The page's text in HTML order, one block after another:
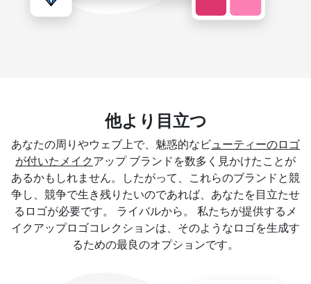
他より目立つ
あなたの周りやウェブ上で、魅惑的なビ ューティーのロゴ
が付いたメイク アップ ブランドを数多く見かけたことが
あるかもしれません。したがって、これらのブランドと競
争し、競争で生き残りたいのであれば、あなたを目立たせ
るロゴが必要です。 ライバルから。 私たちが提供するメ
イクアップロゴコレクションは、そのようなロゴを生成す
るための最良のオプションです。